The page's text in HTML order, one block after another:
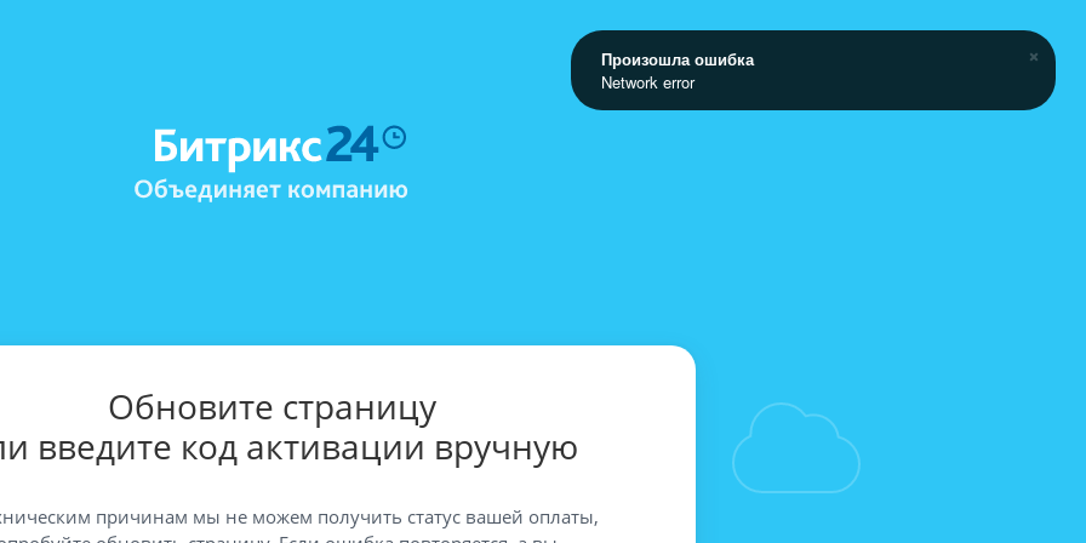
Обновите страницу
введите код активации вручную
причинам мы не можем получить статус вашей оплаты,
Произошла ошибка
Network error